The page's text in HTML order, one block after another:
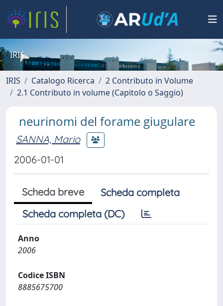
IRIS
IRIS Catalogo Ricerca
2 Contributo in Volume
2.1 Contributo in volume (Capitolo o Saggio)
neurinomi del forame giugulare
SANNA, Mario
2006-01-01
Scheda breve
Scheda completa
Scheda completa (DC)
Anno
2006
Codice ISBN
8885675700